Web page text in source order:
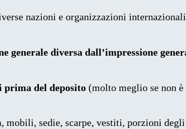
nazioni e organizzazioni
diversa dall’impressione
prima del deposito (molto meglio se non
mobili, sedie, scarpe, vestiti, porzioni